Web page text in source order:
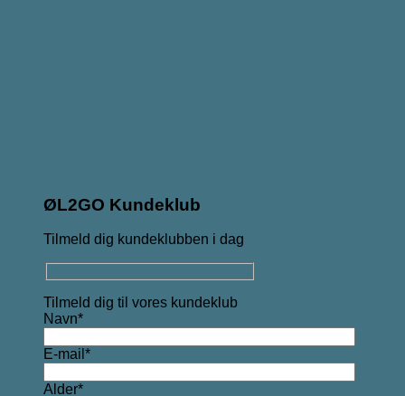
ØL2GO Kundeklub
Tilmeld dig kundeklubben i dag
Tilmeld dig til vores kundeklub
Navn*
E-mail*
Alder*